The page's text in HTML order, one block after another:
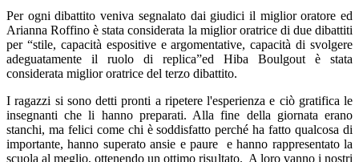
Per ogni dibattito veniva segnalato dai giudici il miglior oratore ed
Arianna Roffino è stata considerata la miglior oratrice di due dibattiti
per “stile, capacità espositive e argomentative, capacità di svolgere
adeguatamente il ruolo di replica”ed Hiba Boulgout è stata
considerata miglior oratrice del terzo dibattito.
I ragazzi si sono detti pronti a ripetere l'esperienza e ciò gratifica le
insegnanti che li hanno preparati. Alla fine della giornata erano
stanchi, ma felici come chi è soddisfatto perché ha fatto qualcosa di
importante, hanno superato ansie e paure e hanno rappresentato la
scuola al meglio, ottenendo un ottimo risultato. A loro vanno i nostri